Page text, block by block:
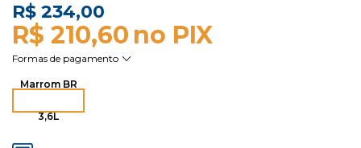
R$ 234,00
R$ 210,60
Marrom BR
3,6L